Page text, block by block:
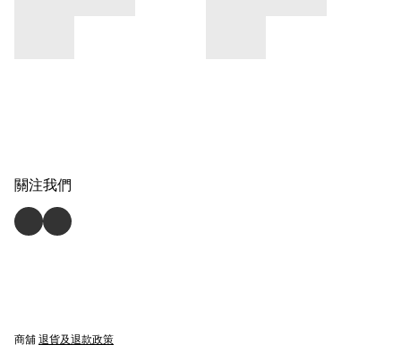
關注我們
商舖 退貨及退款政策